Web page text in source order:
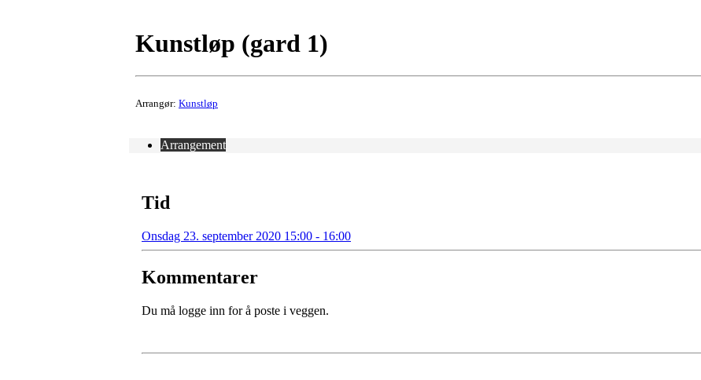
Kunstløp (gard 1)
Arrangør: Kunstløp
Arrangement
Tid
Onsdag 23. september 2020 15:00 - 16:00
Kommentarer
Du må logge inn for å poste i veggen.